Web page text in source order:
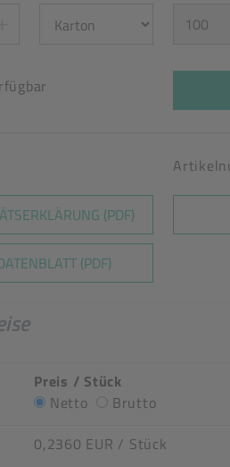
(PDF)
(PDF)
Preis / Stück
Netto
Brutto
0,2360 EUR / Stück